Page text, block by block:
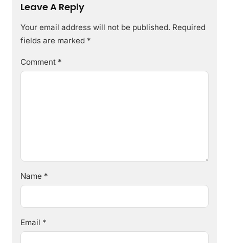
Leave A Reply
Your email address will not be published. Required
fields are marked *
Comment *
Name *
Email *